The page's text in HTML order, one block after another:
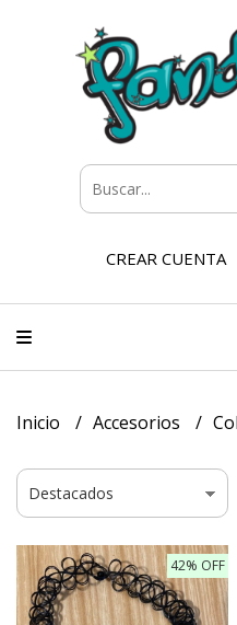
CREAR CUENTA
Inicio Accesorios
42% OFF